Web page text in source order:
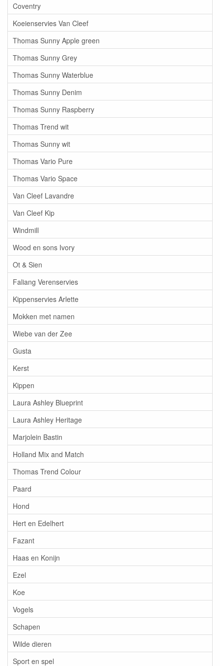
Coventry
Koeienservies Van Cleef
Thomas Sunny Apple green
Thomas Sunny Grey
Thomas Sunny Waterblue
Thomas Sunny Denim
Thomas Sunny Raspberry
Thomas Trend wit
Thomas Sunny wit
Thomas Vario Pure
Thomas Vario Space
Van Cleef Lavandre
Van Cleef Kip
Windmill
Wood en sons Ivory
Ot & Sien
Faliang Verenservies
Kippenservies Arlette
Mokken met namen
Wiebe van der Zee
Gusta
Kerst
Kippen
Laura Ashley Blueprint
Laura Ashley Heritage
Marjolein Bastin
Holland Mix and Match
Thomas Trend Colour
Paard
Hond
Hert en Edelhert
Fazant
Haas en Konijn
Ezel
Koe
Vogels
Schapen
Wilde dieren
Sport en spel